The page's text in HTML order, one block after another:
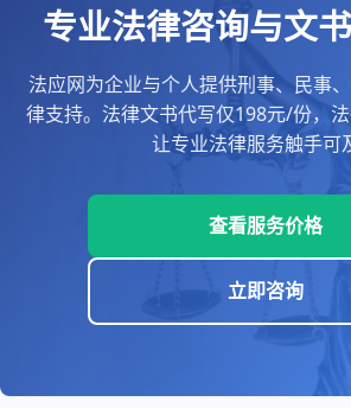
专业法律咨询与文
法应网为企业与个人提供刑事、民事
律支持。法律文书代写仅198元/份，法
让专业法律服务触手可
查看服务价格
立即咨询